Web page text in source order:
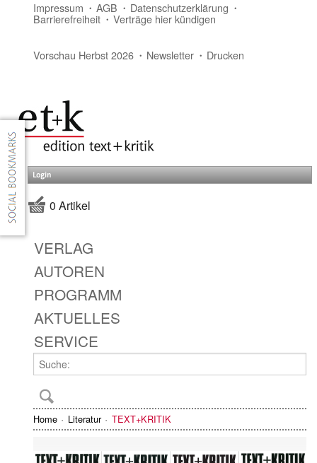
Impressum AGB Datenschutzerklärung
Barrierefreiheit Verträge hier kündigen
Vorschau Herbst 2026 Newsletter Drucken
Login
0 Artikel
VERLAG
AUTOREN
PROGRAMM
AKTUELLES
SERVICE
Home Literatur TEXT+KRITIK